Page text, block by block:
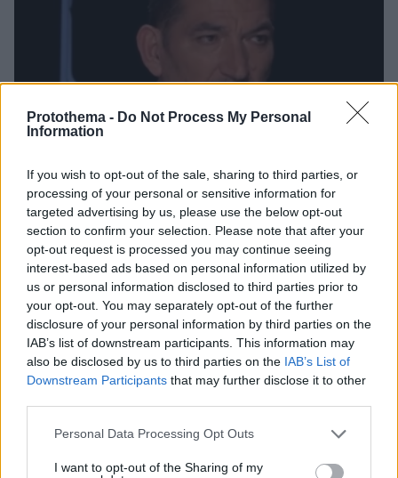
Protothema - Do Not Process My Personal
Information
If you wish to opt-out of the sale, sharing to third parties, or
processing of your personal or sensitive information for
targeted advertising by us, please use the below opt-out
section to confirm your selection. Please note that after your
opt-out request is processed you may continue seeing
interest-based ads based on personal information utilized by
us or personal information disclosed to third parties prior to
your opt-out. You may separately opt-out of the further
disclosure of your personal information by third parties on the
IAB’s list of downstream participants. This information may
also be disclosed by us to third parties on the IAB’s List of
Downstream Participants that may further disclose it to other
Please note that this website/app uses one or more Google
not limited to your visit or usage behaviour. You may click to
Personal Data Processing Opt Outs
I want to opt-out of the Sharing of my
Πύρρος Δήμας: Η συγκίνηση για την Αναστασία που έφυγε
το 2018 και η... τηλεόραση που θα πάρει για να μην κάνει
6ο παιδί
12.03.2024, 07:42